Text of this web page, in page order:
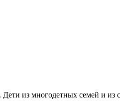
из многодетных семей и